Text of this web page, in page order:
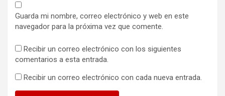
Guarda mi nombre, correo electrónico y web en este
navegador para la próxima vez que comente.
Recibir un correo electrónico con los siguientes
comentarios a esta entrada.
Recibir un correo electrónico con cada nueva entrada.